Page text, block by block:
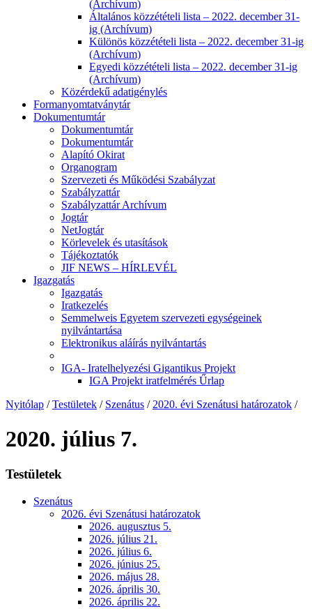
(Archívum)
Általános közzétételi lista – 2022. december 31-
ig (Archívum)
Különös közzétételi lista – 2022. december 31-ig
(Archívum)
Egyedi közzétételi lista – 2022. december 31-ig
(Archívum)
Közérdekű adatigénylés
Formanyomtatványtár
Dokumentumtár
Dokumentumtár
Dokumentumtár
Alapító Okirat
Organogram
Szervezeti és Működési Szabályzat
Szabályzattár
Szabályzattár Archívum
Jogtár
NetJogtár
Körlevelek és utasítások
Tájékoztatók
JIF NEWS – HÍRLEVÉL
Igazgatás
Igazgatás
Iratkezelés
Semmelweis Egyetem szervezeti egységeinek
nyilvántartása
Elektronikus aláírás nyilvántartás
IGA- Iratelhelyezési Gigantikus Projekt
IGA Projekt iratfelmérés Űrlap
Nyitólap / Testületek / Szenátus / 2020. évi Szenátusi határozatok /
2020. július 7.
Testületek
Szenátus
2026. évi Szenátusi határozatok
2026. augusztus 5.
2026. július 21.
2026. július 6.
2026. június 25.
2026. május 28.
2026. április 30.
2026. április 22.